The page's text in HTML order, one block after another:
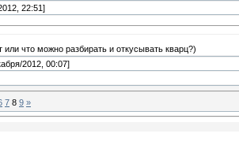
22:51]
или что можно разбирать и откусывать кварц?)
2012, 00:07]
7 8 9 »